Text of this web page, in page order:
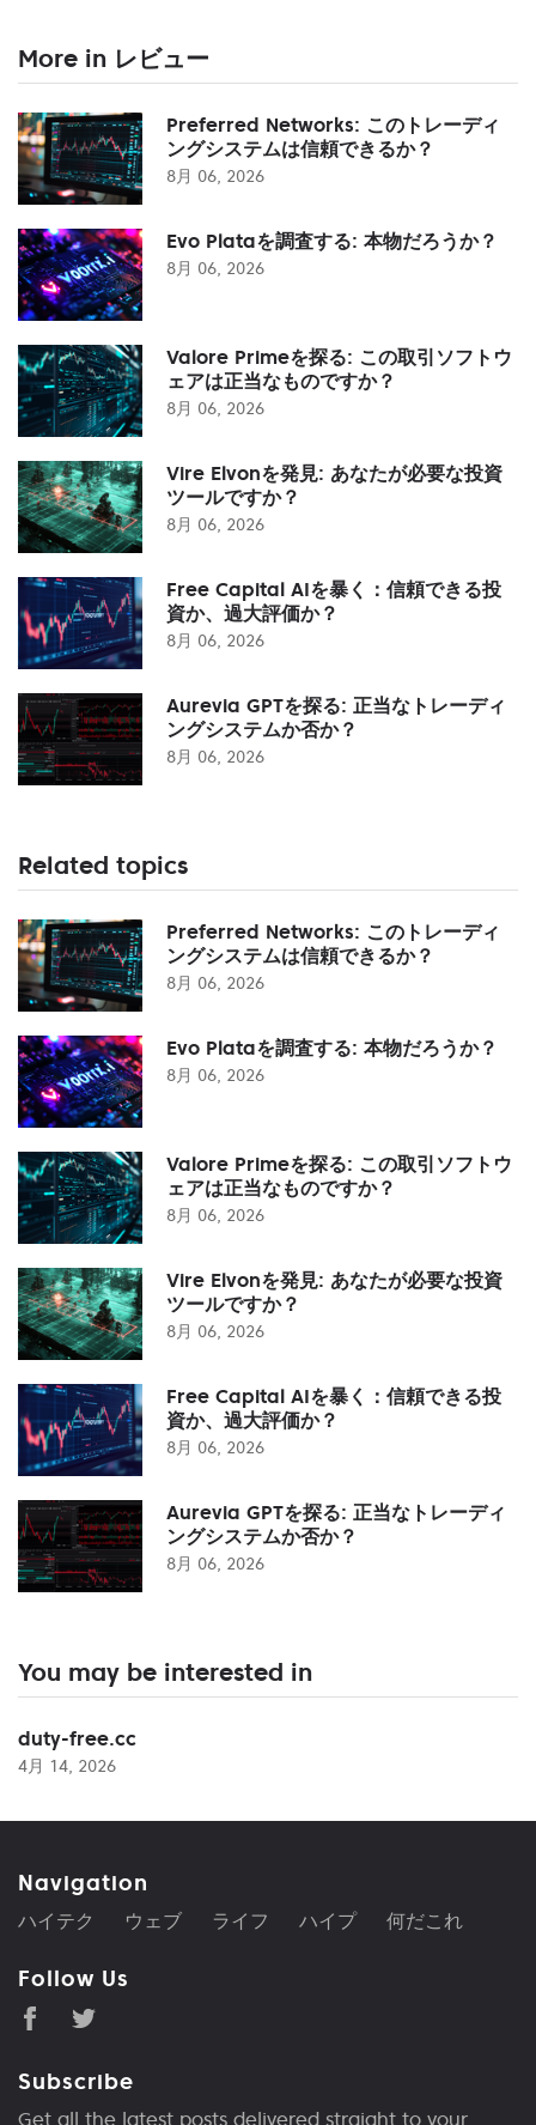
More in レビュー
Preferred Networks: このトレーディ
ングシステムは信頼できるか？
8月 06, 2026
Evo Plataを調査する: 本物だろうか？
8月 06, 2026
Valore Primeを探る: この取引ソフトウ
ェアは正当なものですか？
8月 06, 2026
Vire Elvonを発見: あなたが必要な投資
ツールですか？
8月 06, 2026
Free Capital AIを暴く：信頼できる投
資か、過大評価か？
8月 06, 2026
Aurevia GPTを探る: 正当なトレーディ
ングシステムか否か？
8月 06, 2026
Related topics
Preferred Networks: このトレーディ
ングシステムは信頼できるか？
8月 06, 2026
Evo Plataを調査する: 本物だろうか？
8月 06, 2026
Valore Primeを探る: この取引ソフトウ
ェアは正当なものですか？
8月 06, 2026
Vire Elvonを発見: あなたが必要な投資
ツールですか？
8月 06, 2026
Free Capital AIを暴く：信頼できる投
資か、過大評価か？
8月 06, 2026
Aurevia GPTを探る: 正当なトレーディ
ングシステムか否か？
8月 06, 2026
You may be interested in
duty-free.cc
4月 14, 2026
Navigation
ハイテク ウェブ ライフ ハイプ 何だこれ
Follow Us
Subscribe
Get all the latest posts delivered straight to your